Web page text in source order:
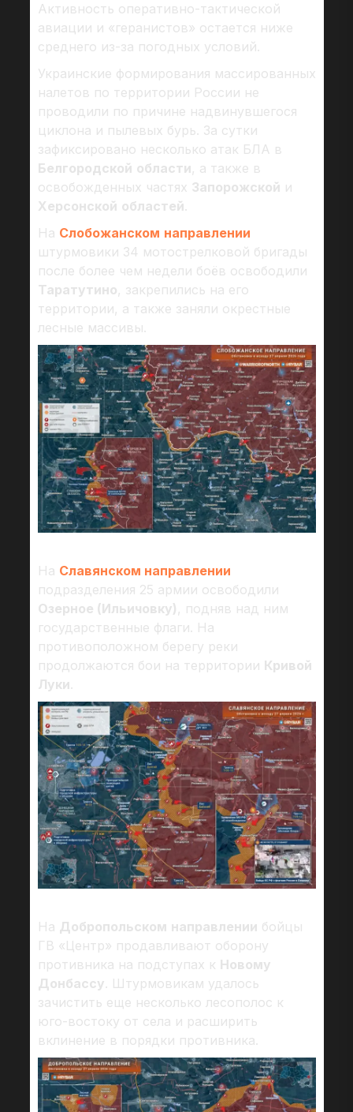
Активность оперативно-тактической
авиации и «геранистов» остается ниже
среднего из-за погодных условий.
Украинские формирования массированных
налетов по территории России не
проводили по причине надвинувшегося
циклона и пылевых бурь. За сутки
зафиксировано несколько атак БЛА в
Белгородской области, а также в
освобожденных частях Запорожской и
Херсонской областей.
На Слобожанском направлении
штурмовики 34 мотострелковой бригады
после более чем недели боёв освободили
Таратутино, закрепились на его
территории, а также заняли окрестные
лесные массивы.
На Славянском направлении
подразделения 25 армии освободили
Озерное (Ильичовку) , подняв над ним
государственные флаги. На
противоположном берегу реки
продолжаются бои на территории Кривой
Луки.
На Добропольском направлении бойцы
ГВ «Центр» продавливают оборону
противника на подступах к Новому
Донбассу. Штурмовикам удалось
зачистить еще несколько лесополос к
юго-востоку от села и расширить
вклинение в порядки противника.